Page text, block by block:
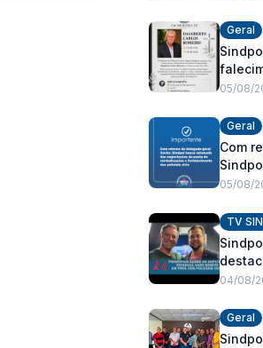
Geral
05/08/
Geral
Com
da
05/08/
TV
04/08/
Geral